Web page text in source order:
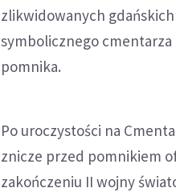
zlikwidowanych
symbolicznego cmentarza
pomnika.
Po uroczystości na
znicze przed pomnikiem
zakończeniu II wojny